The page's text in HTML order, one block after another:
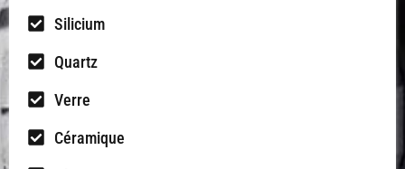
Silicium
Quartz
Verre
Céramique